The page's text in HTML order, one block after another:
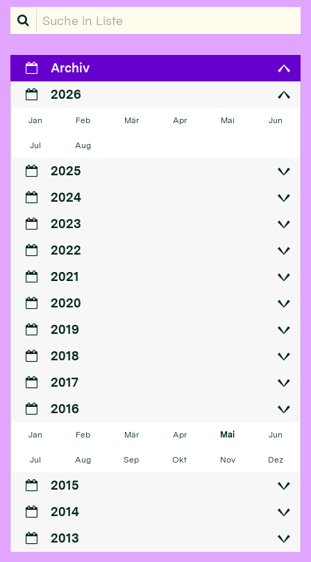
Suche in Liste
Archiv
2026
Jan Feb Mär Apr Mai Jun
Jul Aug
2025
2024
2023
2022
2021
2020
2019
2018
2017
2016
Jan Feb Mär Apr Mai Jun
Jul Aug Sep Okt Nov Dez
2015
2014
2013